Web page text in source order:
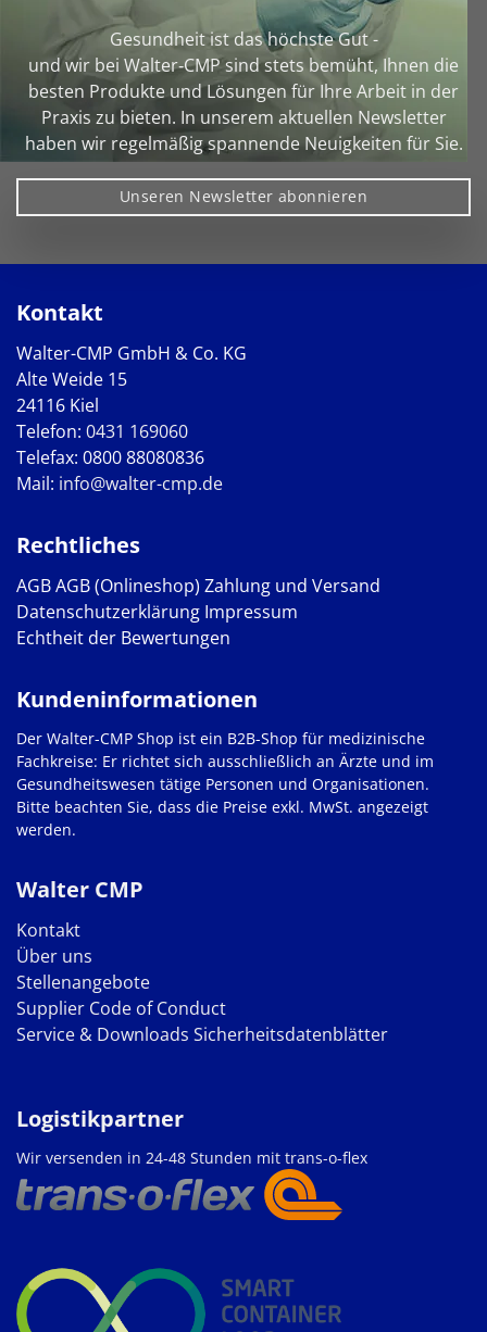
Gesundheit ist das höchste Gut -
und wir bei Walter‑CMP sind stets bemüht, Ihnen die
besten Produkte und Lösungen für Ihre Arbeit in der
Praxis zu bieten. In unserem aktuellen Newsletter
haben wir regelmäßig spannende Neuigkeiten für Sie.
Unseren Newsletter abonnieren
Kontakt
Walter-CMP GmbH & Co. KG
Alte Weide 15
24116 Kiel
Telefon: 0431 169060
Telefax: 0800 88080836
Mail: info@walter-cmp.de
Rechtliches
AGBAGB (Onlineshop) Zahlung und Versand
Datenschutzerklärung Impressum
Echtheit der Bewertungen
Walter CMP
Kontakt
Über uns
Stellenangebote
Supplier Code of Conduct
Service & Downloads Sicherheitsdatenblätter
Kundeninformationen
Der Walter-CMP Shop ist ein B2B-Shop für medizinische
Fachkreise: Er richtet sich ausschließlich an Ärzte und im
Gesundheitswesen tätige Personen und Organisationen.
Bitte beachten Sie, dass die Preise exkl. MwSt. angezeigt
werden.
Logistikpartner
Wir versenden in 24-48 Stunden mit trans-o-flex